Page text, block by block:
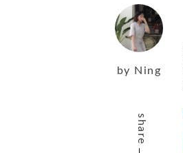
by Ning
share